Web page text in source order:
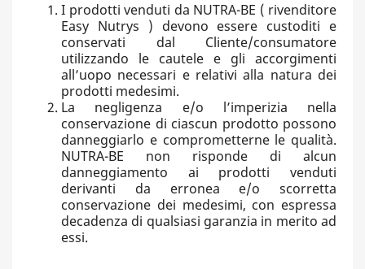
I prodotti venduti da NUTRA-BE ( rivenditore
Easy Nutrys ) devono essere custoditi e
conservati dal Cliente/consumatore
utilizzando le cautele e gli accorgimenti
all’uopo necessari e relativi alla natura dei
prodotti medesimi.
La negligenza e/o l’imperizia nella
conservazione di ciascun prodotto possono
danneggiarlo e comprometterne le qualità.
NUTRA-BE non risponde di alcun
danneggiamento ai prodotti venduti
derivanti da erronea e/o scorretta
conservazione dei medesimi, con espressa
decadenza di qualsiasi garanzia in merito ad
essi.